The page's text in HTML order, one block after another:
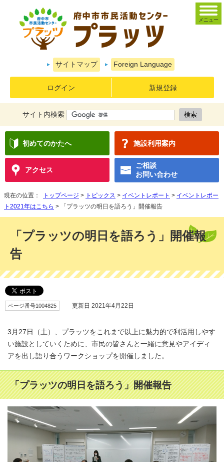
サイトマップ Foreign Language
ログイン 新規登録
サイト内検索
初めてのかたへ 施設利用案内
アクセス
ご相談
お問い合わせ
メニュー
現在の位置： トップページ > トピックス > イベントレポート > イベントレポー
ト2021年はこちら > 「プラッツの明日を語ろう」開催報告
「プラッツの明日を語ろう」開催報
告
ページ番号1004825 更新日 2021年4月22日
3月27日（土）、プラッツをこれまで以上に魅力的で利活用しやす
い施設としていくために、市民の皆さんと一緒に意見やアイディ
アを出し語り合うワークショップを開催しました。
「プラッツの明日を語ろう」開催報告